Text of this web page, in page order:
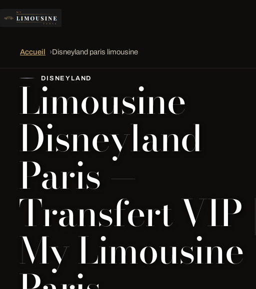
Accueil ›Disneyland paris limousine
DISNEYLAND
Limousine
Disneyland
Paris —
Transfert VIP |
My Limousine